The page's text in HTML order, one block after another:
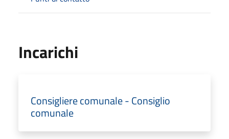
Incarichi
Consigliere comunale - Consiglio
comunale